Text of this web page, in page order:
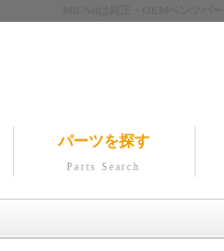
パーツを探す
Parts Search